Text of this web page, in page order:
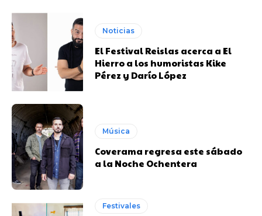
Noticias
El Festival Reislas acerca a El
Hierro a los humoristas Kike
Pérez y Darío López
Música
Coverama regresa este sábado
a la Noche Ochentera
Festivales